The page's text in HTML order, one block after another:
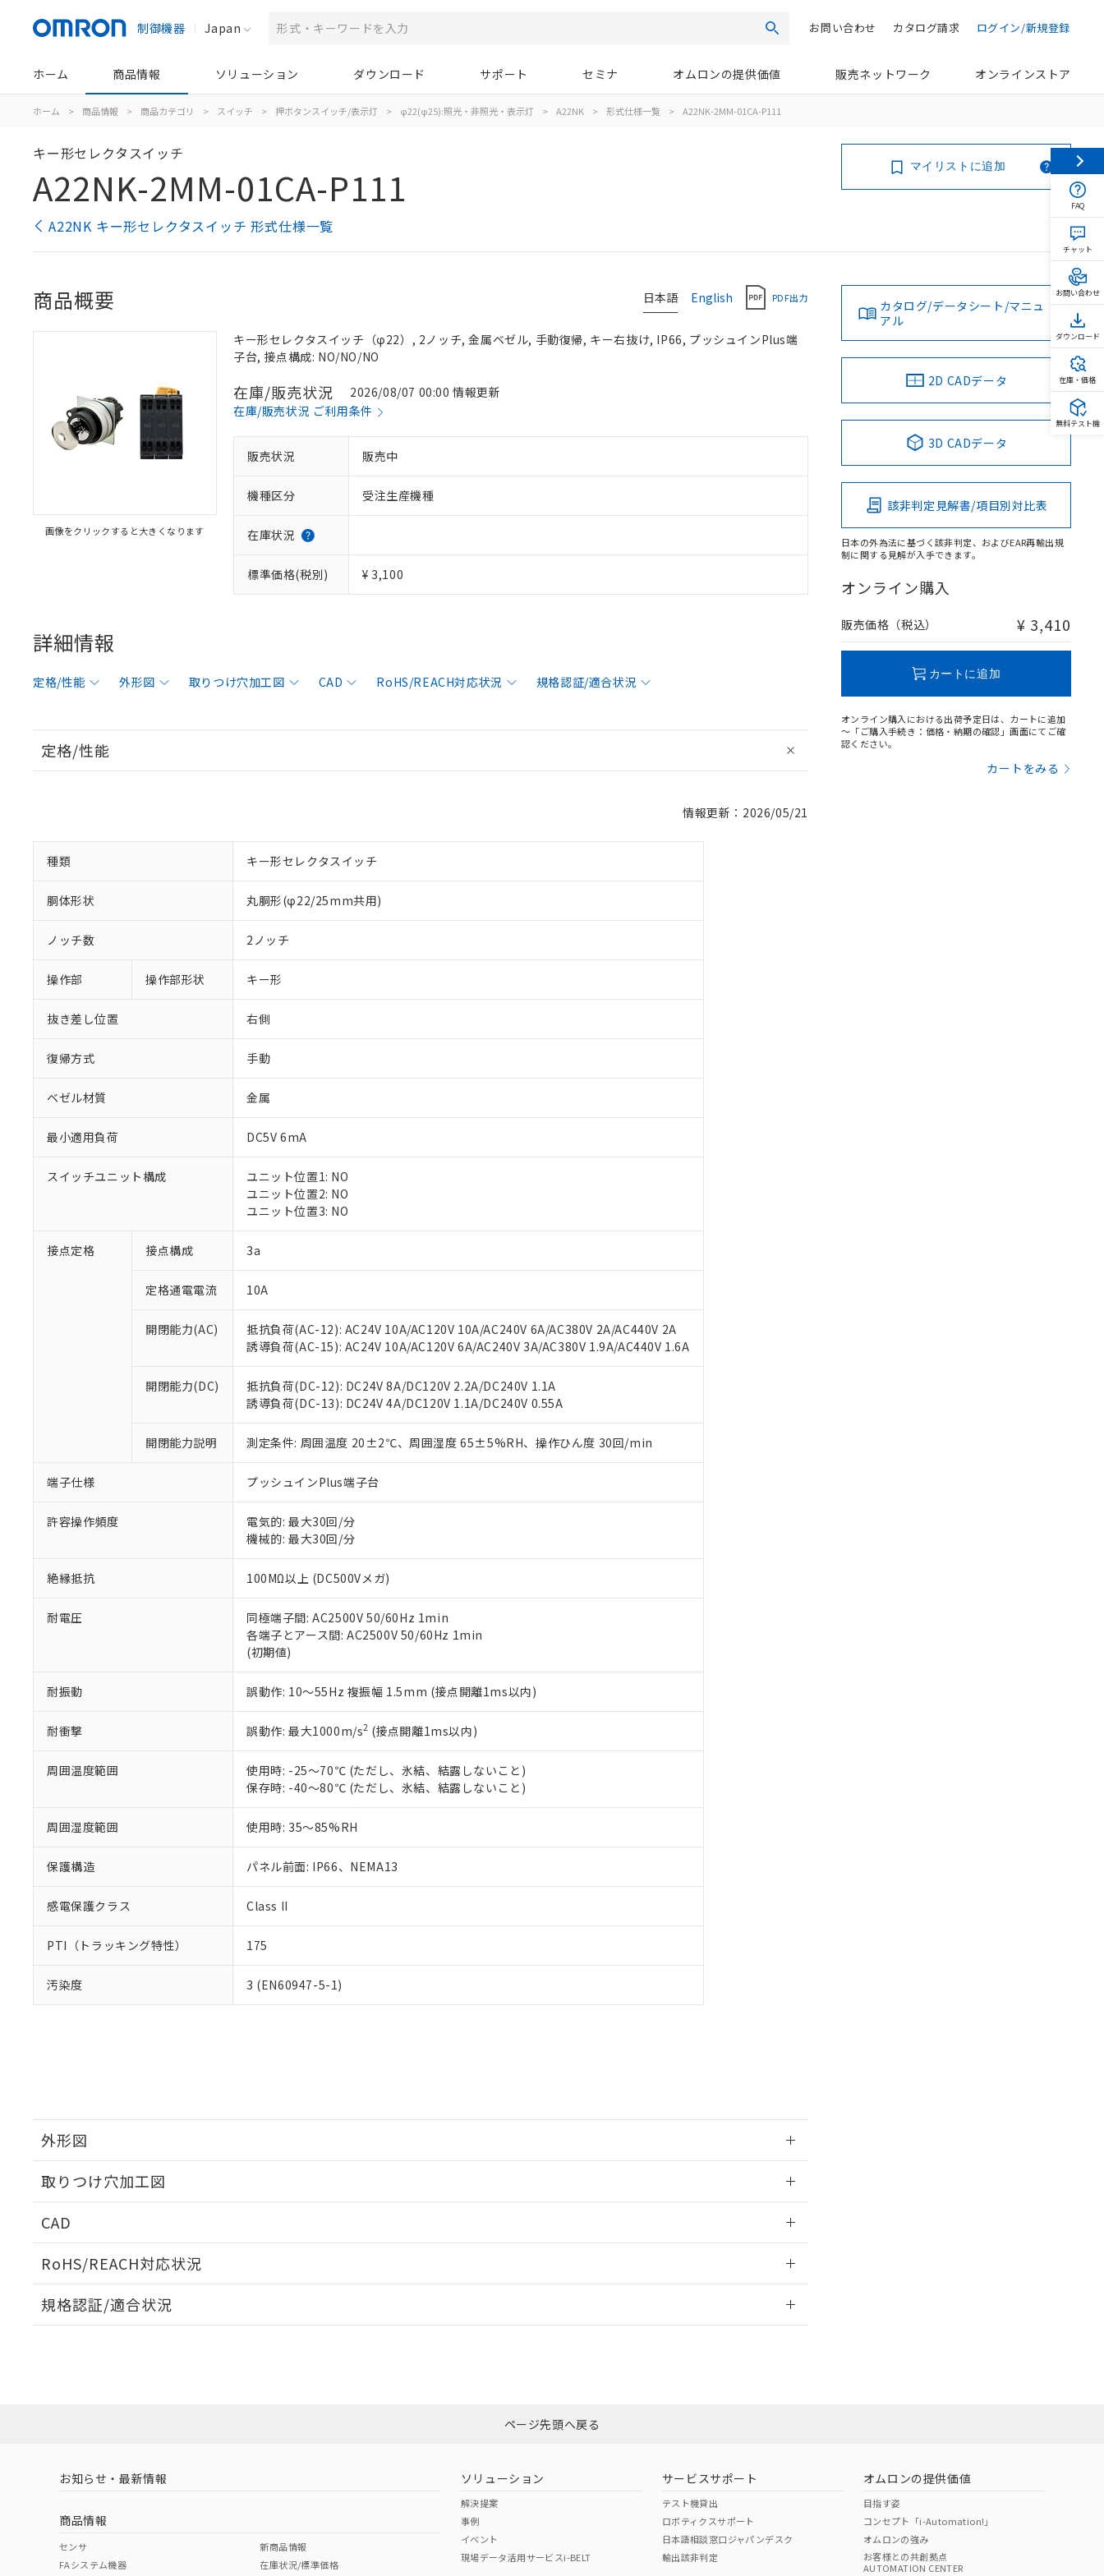
制御機器 Japan 検索 ログイン/新規登録
カタログ請求
お問い合わせ
ホーム 商品情報 ソリューション ダウンロード サポート セミナ オムロンの提供価値 販売ネットワーク オンラインストア
ホーム > 商品情報 > 商品カテゴリ > スイッチ > 押ボタンスイッチ/表示灯 > φ22(φ25):照光・非照光・表示灯 > A22NK > 形式仕様一覧 > A22NK-2MM-01CA-P111
キー形セレクタスイッチ
A22NK-2MM-01CA-P111
A22NK キー形セレクタスイッチ 形式仕様一覧
マイリストに追加
日本語 English PDF出力
商品概要
画像をクリックすると大きくなります
キー形セレクタスイッチ（φ22）, 2ノッチ, 金属ベゼル, 手動復帰, キー右抜け, IP66, プッシュインPlus端
子台, 接点構成: NO/NO/NO
在庫/販売状況
2026/08/07 00:00 情報更新
在庫/販売状況 ご利用条件
販売状況 販売中
機種区分 受注生産機種
在庫状況
標準価格(税別) ¥ 3,100
詳細情報
定格/性能 外形図 取りつけ穴加工図 CAD RoHS/REACH対応状況 規格認証/適合状況
定格/性能
情報更新：2026/05/21
種類 キー形セレクタスイッチ
胴体形状 丸胴形(φ22/25mm共用)
ノッチ数 2ノッチ
操作部 操作部形状 キー形
抜き差し位置 右側
復帰方式 手動
ベゼル材質 金属
最小適用負荷 DC5V 6mA
スイッチユニット構成
ユニット位置1: NO
ユニット位置2: NO
ユニット位置3: NO
接点定格 接点構成 3a
定格通電電流 10A
開閉能力(AC)
抵抗負荷(AC-12): AC24V 10A/AC120V 10A/AC240V 6A/AC380V 2A/AC440V 2A
誘導負荷(AC-15): AC24V 10A/AC120V 6A/AC240V 3A/AC380V 1.9A/AC440V 1.6A
開閉能力(DC)
抵抗負荷(DC-12): DC24V 8A/DC120V 2.2A/DC240V 1.1A
誘導負荷(DC-13): DC24V 4A/DC120V 1.1A/DC240V 0.55A
開閉能力説明 測定条件: 周囲温度 20±2℃、周囲湿度 65±5%RH、操作ひん度 30回/min
端子仕様 プッシュインPlus端子台
許容操作頻度
電気的: 最大30回/分
機械的: 最大30回/分
絶縁抵抗 100MΩ以上 (DC500Vメガ)
耐電圧
同極端子間: AC2500V 50/60Hz 1min
各端子とアース間: AC2500V 50/60Hz 1min
(初期値)
耐振動 誤動作: 10～55Hz 複振幅 1.5mm (接点開離1ms以内)
耐衝撃 誤動作: 最大1000m/s2 (接点開離1ms以内)
周囲温度範囲
使用時: -25～70℃ (ただし、氷結、結露しないこと)
保存時: -40～80℃ (ただし、氷結、結露しないこと)
周囲湿度範囲 使用時: 35～85%RH
保護構造 パネル前面: IP66、NEMA13
感電保護クラス Class II
PTI（トラッキング特性） 175
汚染度 3 (EN60947-5-1)
外形図
取りつけ穴加工図
CAD
RoHS/REACH対応状況
EU RoHS 注意事項・凡例
ダウンロードはこちら
中国 RoHS 注意事項・凡例
中国 RoHS表
規格認証/適合状況
カタログ/データシート/マニュ
アル
2D CADデータ
3D CADデータ
該非判定見解書/項目別対比表
日本の外為法に基づく該非判定、およびEAR再輸出規
制に関する見解が入手できます。
オンライン購入
販売価格（税込） ¥ 3,410
カートに追加
オンライン購入における出荷予定日は、カートに追加
～「ご購入手続き：価格・納期の確認」画面にてご確
認ください。
カートをみる
ご利用条件
以下の条件をお読みいただき、同意のうえご利用ください。
本サービスは、当社制御機器事業取扱商品の当社在庫状況および標準価格(税抜)を提供させていただ
くものです。
当社制御機器事業取扱商品の中には、本サービスの対象外となる商品もあることをご了承ください。
在庫状況および標準価格照会結果は、記載している更新日時点での社内データに基づき作成されるも
い。
正式な納期状況および標準価格はお客様のお取引先、またはお客様担当のオムロン制御機器販売店・
当社販売員にご相談ください。
オムロン制御機器販売店や当社販売拠点は「販売ネットワーク
」をご確認ください。
在庫状況および標準価格結果を当社の事前の承諾なく第三者に漏洩または開示しないようお願いしま
す。
ている必要があります。
お客様が当ウェブサイト上で当社にご登録された部品リストについて、当社および当社の共同利用者
さい。
※当社の共同利用者とは、"個人情報の共同利用に関して"
※1 対応状況
対応済み：EU RoHS指令（10物質）の非含有に対応した製品が提供可能な商品です。
非該当品：ライセンス料など無形物で、有害物質有無と関係のない商品です。
仕入先様の事情により、非含有部品としていたものが、含有品と判明した場合などやむを得ず変更すること
があります。
*EU RoHS指令（10物質）：
六価クロム(Cr(Ⅵ)) 1000ppm以下、ポリ臭化ビフェニル類(PBB) 1000ppm以下、ポリ臭化ジフェニルエーテル類(PBDE) 1000ppm以下、
フタル酸ビス(2-エチルヘキシル) (DEHP)(別名：DOP) 1000ppm以下、フタル酸ブチルベンジル（BBP） 1000ppm以下、フタル酸ジブチ
ル（DBP） 1000ppm以下、フタル酸ジイソブチル (DIBP) 1000ppm以下
但し、RoHS指令で産業用監視および制御機器に対する適用除外項目は除く。
フタル酸エステル類の４物質については閾値を超える意図的な使用がないことを確認しています。
※2 対応予定月
部品在庫の切り替え状況などにより、予定月が前後することがあります。
※3 非含有証明書ダウンロード
下記の非含有証明書をダウンロードすることができます。
EU RoHS指令（10物質）の非含有証明書
51物質の非含有証明書（当社基準）
※本証明書は発行日時点で非含有を証明するもので、過去に遡って非含有を証明するものではありません。
また、RoHS指令のフタル酸エステル類４物質の対応では、対応完了までの期間は出荷製品に未対応品が
混在することから備考欄に対応日を記載しておりました。
り割愛しております。
※1 中国RoHS○×表
「○」：最大均質材料含有率が中国RoHSの基準値以下であることを示します。
「×」：最大均質材料含有率が中国RoHSの基準値を超えていることを示します。
*中国RoHS10物質の基準値 (GB/T26572)：
Pb(鉛) :1000ppm、 Hg(水銀) : 1000ppm、 Cd(カドミウム) : 100ppm、
Cr(Ⅵ)(六価クロム) : 1000ppm、 PBBs(ポリ臭化ビフェニル類) : 1000ppm、 PBDEs(ポリ臭化ジフェニルエーテル類) : 1000ppm、
DBP(フタル酸ジブチル) : 1000ppm、 DIBP(フタル酸ジイソブチル) : 1000ppm、 BBP(フタル酸ブチルベンジル) : 1000ppm、
DEHP(フタル酸ビス(2-エチルヘキシル)) : 1000ppm
※2 環境保護使用期限
「ｅ」：有害物質（10物質）のすべてが基準値以下であることを示します。
「10」：通常の使用状況下において有害物質が外部に漏えいし、環境に深刻な影響を及ぼさない年数を意
味します。
当社は、これら貴社製品のうち、外国為替および外国貿易法に定める商品（以下｢規制貨物等」とい
う）を輸出または国外への提供する場合は、日本国政府の輸出許可(または役務取引許可)を取得する
などの必要な手続きをとります。
ます。
当社は貴社製品を、核兵器、ミサイル、化学兵器、生物兵器またはその他武器並びにこれらの製造装
当社は、貴社製品を第三者に販売する場合は、上記1、2および3の内容を当該第三者に通知します。
また当社は、販売先および販売に係わる関係者が違法に輸出するおそれがある場合は、取り引きをい
たしません。
記
号
説明
○ 一定数以上の在庫あり
△ 一定数には満たないが在庫あり
－
在庫なし(最新の在庫状況については、お客様のお取引先、またはお客様担当のオムロン制御
機器販売店・当社販売員にご確認ください)
空
白
受注生産機種、また在庫状況の情報を公開していない機種
ページ先頭へ戻る
お知らせ・最新情報
商品情報
センサ
FAシステム機器
新商品情報
在庫状況/標準価格
ソリューション
解決提案
事例
イベント
現場データ活用サービスi-BELT
サービスサポート
テスト機貸出
ロボティクスサポート
日本語相談窓口ジャパンデスク
輸出該非判定
オムロンの提供価値
目指す姿
コンセプト「i-Automation!」
オムロンの強み
お客様との共創拠点
AUTOMATION CENTER
FAQ
チャット
お問い合わせ
ダウンロード
在庫・価格
無料テスト機